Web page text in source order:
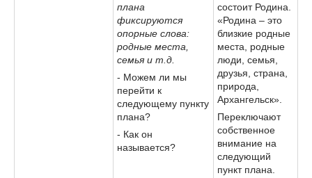
плана
фиксируются
опорные слова:
родные места,
семья и т.д.
- Можем ли мы
перейти к
следующему пункту
плана?
- Как он
называется?
состоит Родина.
«Родина – это
близкие родные
места, родные
люди, семья,
друзья, страна,
природа,
Архангельск».
Переключают
собственное
внимание на
следующий
пункт плана.